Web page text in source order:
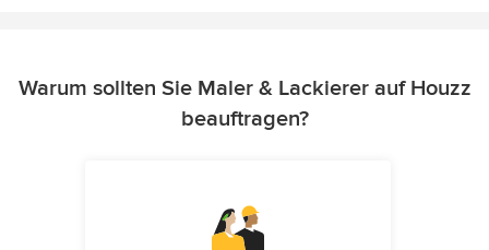
Warum sollten Sie Maler & Lackierer auf Houzz
beauftragen?